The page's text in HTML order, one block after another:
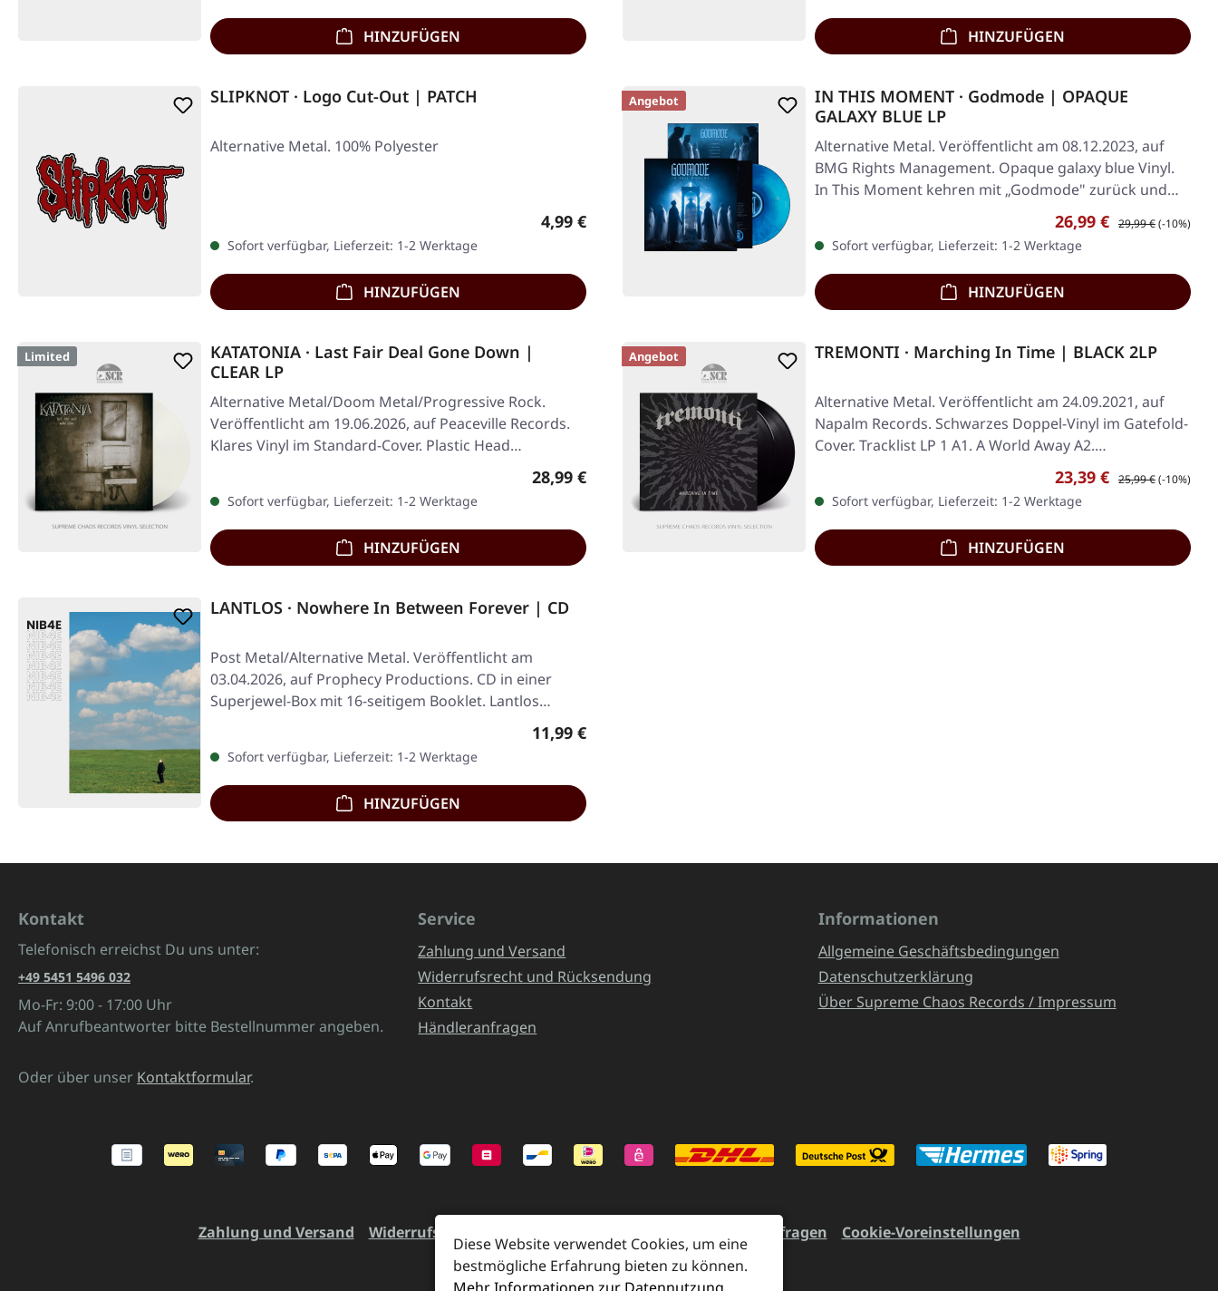
HINZUFÜGEN HINZUFÜGEN
SLIPKNOT · Logo Cut-Out | PATCH
Alternative Metal. 100% Polyester
Regulärer Preis:
4,99 €
Sofort verfügbar, Lieferzeit: 1-2 Werktage
HINZUFÜGEN
Angebot
IN THIS MOMENT · Godmode | OPAQUE
GALAXY BLUE LP
Alternative Metal. Veröffentlicht am 08.12.2023, auf
BMG Rights Management. Opaque galaxy blue Vinyl.
In This Moment kehren mit „Godmode" zurück und…
Verkaufspreis:
26,99 € Regulärer Preis:
29,99 €(-10%)
Sofort verfügbar, Lieferzeit: 1-2 Werktage
HINZUFÜGEN
Limited
KATATONIA · Last Fair Deal Gone Down |
CLEAR LP
Alternative Metal/Doom Metal/Progressive Rock.
Veröffentlicht am 19.06.2026, auf Peaceville Records.
Klares Vinyl im Standard-Cover. Plastic Head…
Regulärer Preis:
28,99 €
Sofort verfügbar, Lieferzeit: 1-2 Werktage
HINZUFÜGEN
Angebot TREMONTI · Marching In Time | BLACK 2LP
Alternative Metal. Veröffentlicht am 24.09.2021, auf
Napalm Records. Schwarzes Doppel-Vinyl im Gatefold-
Cover. Tracklist LP 1 A1. A World Away A2.…
Verkaufspreis:
23,39 € Regulärer Preis:
25,99 €(-10%)
Sofort verfügbar, Lieferzeit: 1-2 Werktage
HINZUFÜGEN
LANTLOS · Nowhere In Between Forever | CD
Post Metal/Alternative Metal. Veröffentlicht am
03.04.2026, auf Prophecy Productions. CD in einer
Superjewel-Box mit 16-seitigem Booklet. Lantlos…
Regulärer Preis:
11,99 €
Sofort verfügbar, Lieferzeit: 1-2 Werktage
HINZUFÜGEN
Kontakt
Telefonisch erreichst Du uns unter:
+49 5451 5496 032
Mo-Fr: 9:00 - 17:00 Uhr
Auf Anrufbeantworter bitte Bestellnummer angeben.
Oder über unser Kontaktformular.
Service
Zahlung und Versand
Widerrufsrecht und Rücksendung
Kontakt
Händleranfragen
Informationen
Allgemeine Geschäftsbedingungen
Datenschutzerklärung
Über Supreme Chaos Records / Impressum
Zahlung und Versand Widerrufsrecht und Rücksendung Händleranfragen Cookie-Voreinstellungen
Diese Website verwendet Cookies, um eine
bestmögliche Erfahrung bieten zu können.